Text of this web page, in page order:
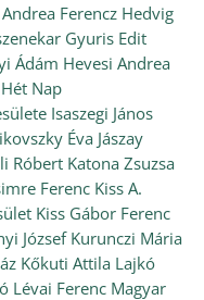
Ferencz Hedvig
Gyuris Edit
Ádám Hevesi Andrea
Hét Nap
Isaszegi János
Éva Jászay
Róbert Katona Zsuzsa
Ferenc Kiss A.
Kiss Gábor Ferenc
József Kurunczi Mária
Kőkuti Attila Lajkó
Lévai Ferenc Magyar